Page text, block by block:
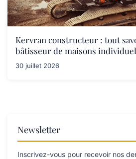
Kervran constructeur : tout
bâtisseur de maisons
30 juillet 2026
Newsletter
Inscrivez-vous pour recevoir nos